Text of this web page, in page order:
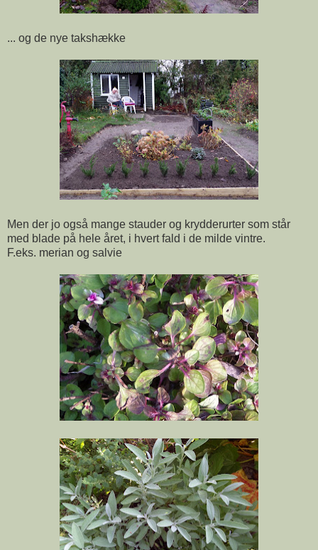
... og de nye takshække
Men der jo også mange stauder og krydderurter som står
med blade på hele året, i hvert fald i de milde vintre.
F.eks. merian og salvie